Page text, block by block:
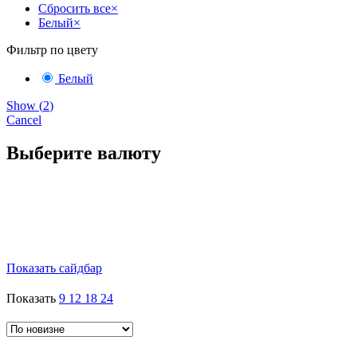
Сбросить все×
Белый×
Фильтр по цвету
Белый
Show (2)
Cancel
Выберите валюту
Показать сайдбар
Показать 9 12 18 24